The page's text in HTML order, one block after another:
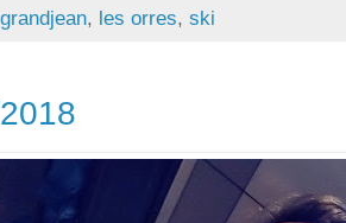
grandjean, les orres, ski